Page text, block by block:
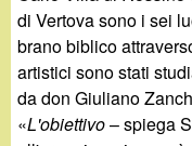
di Vertova sono i sei
brano biblico
artistici sono stati
da don Giuliano
«L'obiettivo– spiega